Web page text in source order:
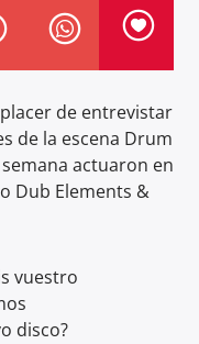
de entrevistar
de la escena Drum
actuaron en
Dub Elements &
vuestro
disco?